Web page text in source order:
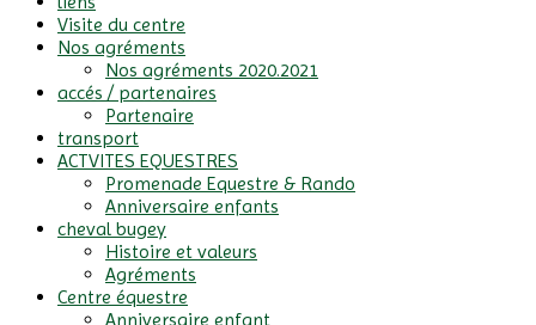
Visite du centre
Nos agréments
Nos agréments 2020.2021
accés / partenaires
Partenaire
transport
ACTVITES EQUESTRES
Promenade Equestre & Rando
Anniversaire enfants
cheval bugey
Histoire et valeurs
Agréments
Centre équestre
Anniversaire enfant